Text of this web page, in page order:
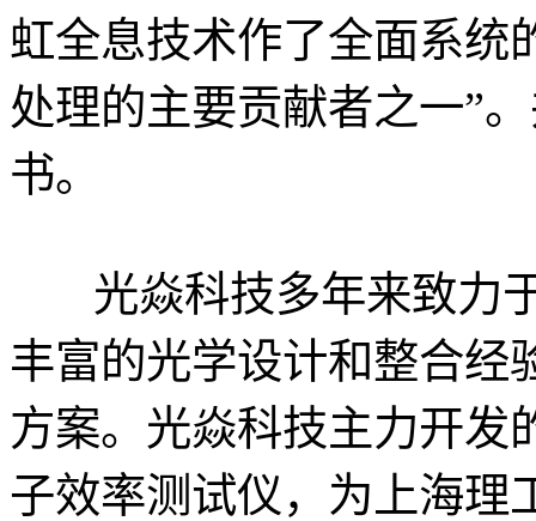
虹全息技术作了全面系统
处理的主要贡献者之一”
书。
光焱科技多年来致力于
丰富的光学设计和整合经
方案。光焱科技主力开发
子效率测试仪，为上海理